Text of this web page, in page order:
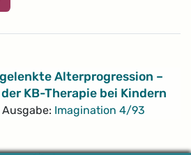
Alterprogression –
KB-Therapie bei Kindern
Ausgabe: Imagination 4/93